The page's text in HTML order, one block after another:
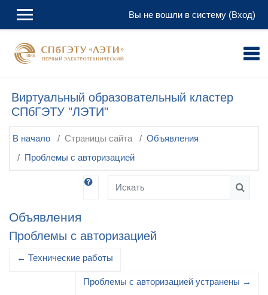
Вы не вошли в систему (Вход)
Виртуальный образовательный кластер
СПбГЭТУ "ЛЭТИ"
В начало Страницы сайта
Объявления
Проблемы с авторизацией
Искать
Объявления
Проблемы с авторизацией
← Технические работы
Проблемы с авторизацией устранены →